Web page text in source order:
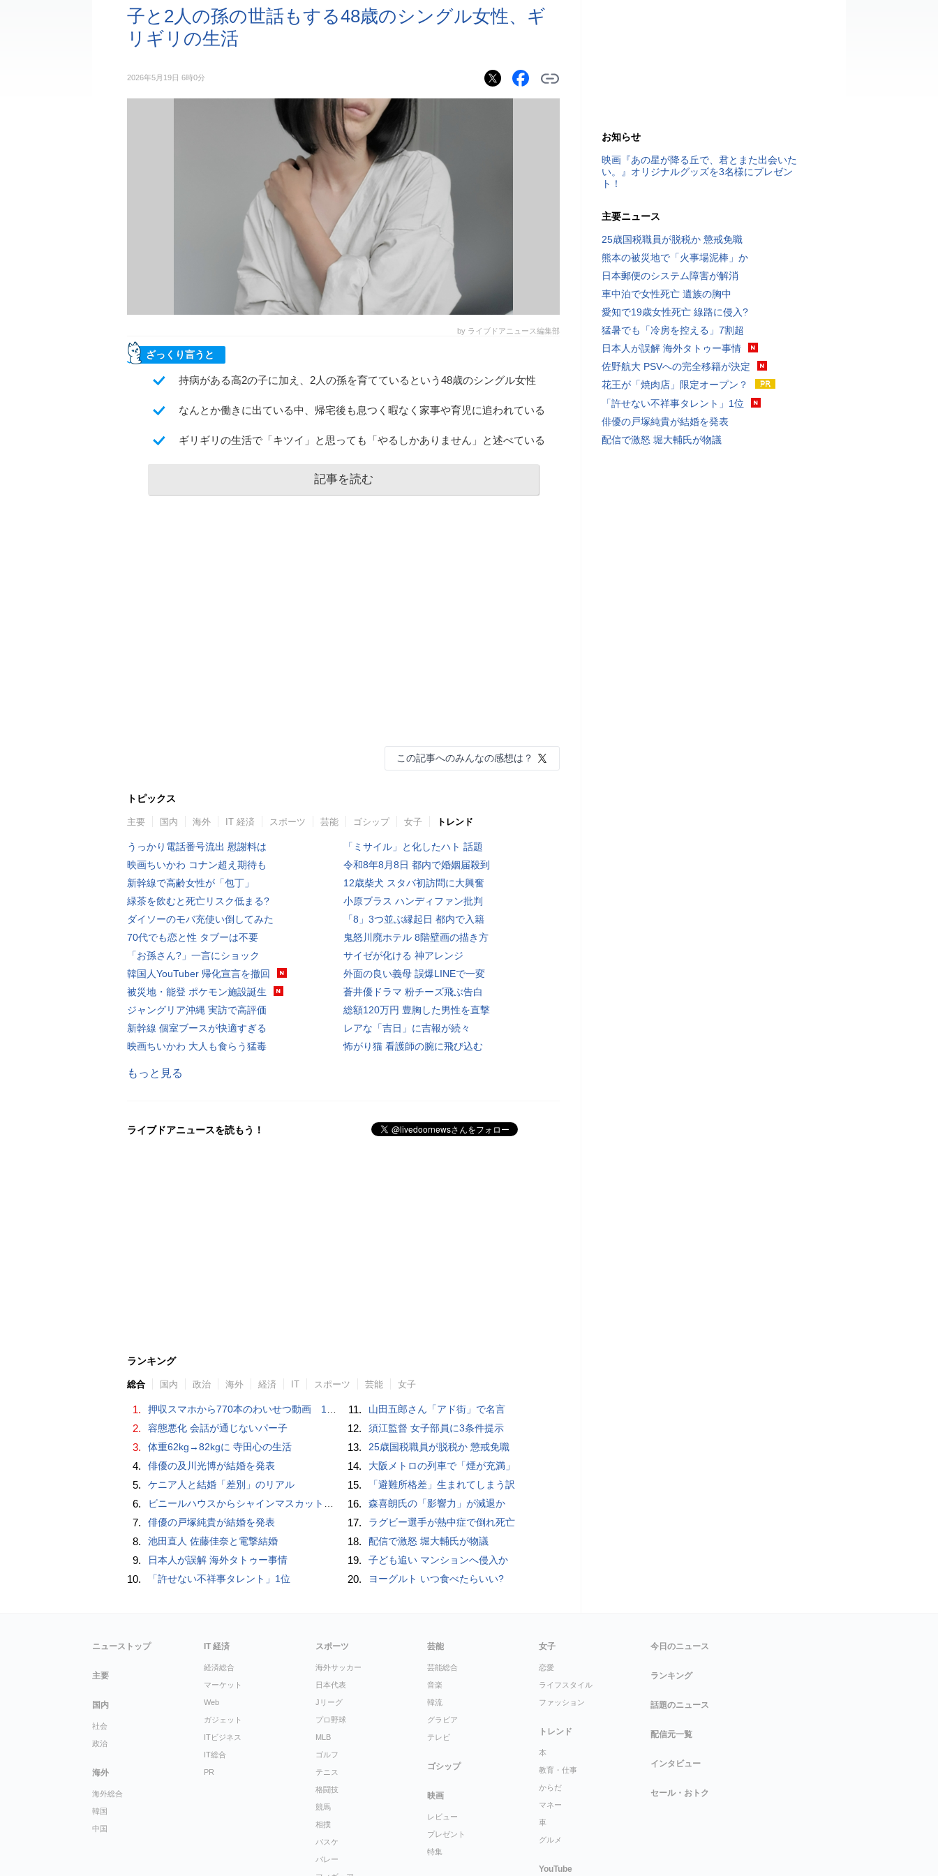
子と2人の孫の世話もする48歳のシングル女性、ギ
リギリの生活
2026年5月19日 6時0分
by ライブドアニュース編集部
ざっくり言うと
持病がある高2の子に加え、2人の孫を育てているという48歳のシングル女性
なんとか働きに出ている中、帰宅後も息つく暇なく家事や育児に追われている
ギリギリの生活で「キツイ」と思っても「やるしかありません」と述べている
記事を読む
この記事へのみんなの感想は？
トピックス
主要 国内 海外 IT 経済 スポーツ 芸能 ゴシップ 女子 トレンド
うっかり電話番号流出 慰謝料は
映画ちいかわ コナン超え期待も
新幹線で高齢女性が「包丁」
緑茶を飲むと死亡リスク低まる?
ダイソーのモバ充使い倒してみた
70代でも恋と性 タブーは不要
「お孫さん?」一言にショック
韓国人YouTuber 帰化宣言を撤回
被災地・能登 ポケモン施設誕生
ジャングリア沖縄 実訪で高評価
新幹線 個室ブースが快適すぎる
映画ちいかわ 大人も食らう猛毒
「ミサイル」と化したハト 話題
令和8年8月8日 都内で婚姻届殺到
12歳柴犬 スタバ初訪問に大興奮
小原ブラス ハンディファン批判
「8」3つ並ぶ縁起日 都内で入籍
鬼怒川廃ホテル 8階壁画の描き方
サイゼが化ける 神アレンジ
外面の良い義母 誤爆LINEで一変
蒼井優ドラマ 粉チーズ飛ぶ告白
総額120万円 豊胸した男性を直撃
レアな「吉日」に吉報が続々
怖がり猫 看護師の腕に飛び込む
もっと見る
ライブドアニュースを読もう！
ランキング
総合 国内 政治 海外 経済 IT スポーツ 芸能 女子
1. 押収スマホから770本のわいせつ動画 15歳少女に酒と薬飲ませ性的暴行か 54歳男を再逮捕 「薬もありますよ」とSNSで誘い出し
2. 容態悪化 会話が通じないパー子
3. 体重62kg→82kgに 寺田心の生活
4. 俳優の及川光博が結婚を発表
5. ケニア人と結婚「差別」のリアル
6. ビニールハウスからシャインマスカット約200房を盗んだ疑い ネットで販売か 無職の男（42）逮捕 岡山県警
7. 俳優の戸塚純貴が結婚を発表
8. 池田直人 佐藤佳奈と電撃結婚
9. 日本人が誤解 海外タトゥー事情
10. 「許せない不祥事タレント」1位
11. 山田五郎さん「アド街」で名言
12. 須江監督 女子部員に3条件提示
13. 25歳国税職員が脱税か 懲戒免職
14. 大阪メトロの列車で「煙が充満」
15. 「避難所格差」生まれてしまう訳
16. 森喜朗氏の「影響力」が減退か
17. ラグビー選手が熱中症で倒れ死亡
18. 配信で激怒 堀大輔氏が物議
19. 子ども追い マンションへ侵入か
20. ヨーグルト いつ食べたらいい?
お知らせ
映画『あの星が降る丘で、君とまた出会いた
い。』オリジナルグッズを3名様にプレゼン
ト！
主要ニュース
25歳国税職員が脱税か 懲戒免職
熊本の被災地で「火事場泥棒」か
日本郵便のシステム障害が解消
車中泊で女性死亡 遺族の胸中
愛知で19歳女性死亡 線路に侵入?
猛暑でも「冷房を控える」7割超
日本人が誤解 海外タトゥー事情
佐野航大 PSVへの完全移籍が決定
花王が「焼肉店」限定オープン？
「許せない不祥事タレント」1位
俳優の戸塚純貴が結婚を発表
配信で激怒 堀大輔氏が物議
ニューストップ
主要
国内
社会
政治
海外
海外総合
韓国
中国
IT 経済
経済総合
マーケット
Web
ガジェット
ITビジネス
IT総合
PR
スポーツ
海外サッカー
日本代表
Jリーグ
プロ野球
MLB
ゴルフ
テニス
格闘技
競馬
相撲
バスケ
バレー
芸能
芸能総合
音楽
韓流
グラビア
テレビ
ゴシップ
映画
レビュー
プレゼント
特集
女子
恋愛
ライフスタイル
ファッション
トレンド
本
教育・仕事
からだ
マネー
車
グルメ
YouTube
今日のニュース
ランキング
話題のニュース
配信元一覧
インタビュー
セール・おトク